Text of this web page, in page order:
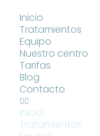
Inicio
Tratamientos
Equipo
Nuestro centro
Tarifas
Blog
Contacto
Inicio
Tratamientos